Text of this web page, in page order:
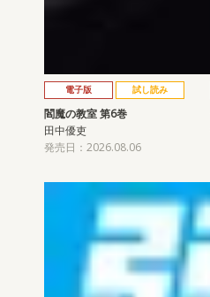
電子版 試し読み
閻魔の教室 第6巻
田中優吏
発売日：2026.08.06